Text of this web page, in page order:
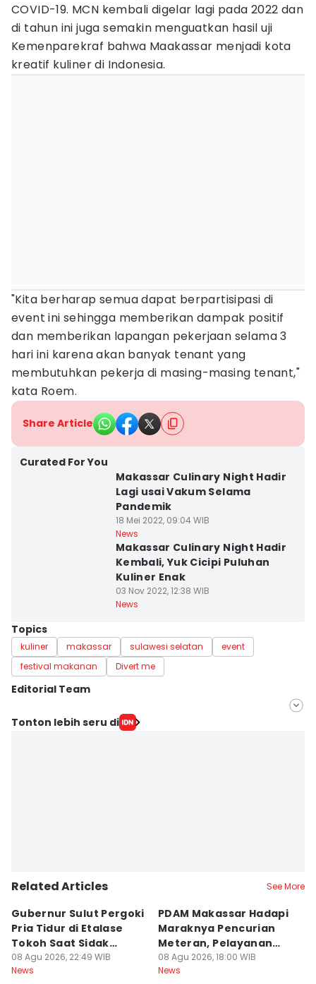
COVID-19. MCN kembali digelar lagi pada 2022 dan
di tahun ini juga semakin menguatkan hasil uji
Kemenparekraf bahwa Maakassar menjadi kota
kreatif kuliner di Indonesia.
"Kita berharap semua dapat berpartisipasi di
event ini sehingga memberikan dampak positif
dan memberikan lapangan pekerjaan selama 3
hari ini karena akan banyak tenant yang
membutuhkan pekerja di masing-masing tenant,"
kata Roem.
Share Article
Curated For You
Makassar Culinary Night Hadir
Lagi usai Vakum Selama
Pandemik
18 Mei 2022, 09:04 WIB
News
Makassar Culinary Night Hadir
Kembali, Yuk Cicipi Puluhan
Kuliner Enak
03 Nov 2022, 12:38 WIB
News
Topics
kuliner makassar sulawesi selatan
event
festival makanan
Divert me
Editorial Team
Editor
Tonton lebih seru di
Related Articles See More
Gubernur Sulut Pergoki
Pria Tidur di Etalase
Tokoh Saat Sidak
Gedung
08 Agu 2026, 22:49 WIB
News
PDAM Makassar Hadapi
Maraknya Pencurian
Meteran, Pelayanan
Ikut Terdampak
08 Agu 2026, 18:00 WIB
News